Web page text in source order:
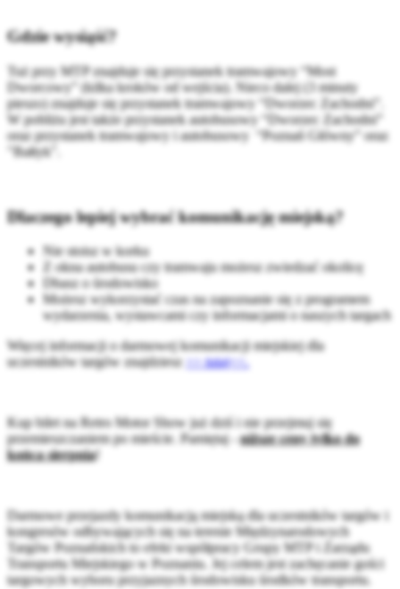
Gdzie wysiąść?
Tuż przy MTP znajduje się przystanek tramwajowy “Most
Dworcowy” (kilka kroków od wejścia). Nieco dalej (3 minuty
pieszo) znajduje się przystanek tramwajowy “Dworzec Zachodni”.
W pobliżu jest także przystanek autobusowy “Dworzec Zachodni”
oraz przystanek tramwajowy i autobusowy “Poznań Główny” oraz
"Bałtyk".
Dlaczego lepiej wybrać komunikację miejską?
Nie stoisz w korku
Z okna autobusu czy tramwaju możesz zwiedzać okolicę
Dbasz o środowisko
Możesz wykorzystać czas na zapoznanie się z programem
wydarzenia, wystawcami czy informacjami o naszych targach
Więcej informacji o darmowej komunikacji miejskiej dla
uczestników targów znajdziesz >> tutaj<<.
Kup bilet na Retro Motor Show już dziś i nie przejmuj się
przemieszczaniem po mieście. Pamiętaj -niższe ceny tylko do
końca sierpnia!
Darmowe przejazdy komunikacją miejską dla uczestników targów i
kongresów odbywających się na terenie Międzynarodowych
Targów Poznańskich to efekt współpracy Grupy MTP i Zarządu
Transportu Miejskiego w Poznaniu. Jej celem jest zachęcanie gości
targowych wyboru przyjaznych środowisku środków transportu.